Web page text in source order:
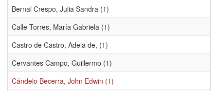
Bernal Crespo, Julia Sandra (1)
Calle Torres, María Gabriela (1)
Castro de Castro, Adela de, (1)
Cervantes Campo, Guillermo (1)
Cándelo Becerra, John Edwin (1)